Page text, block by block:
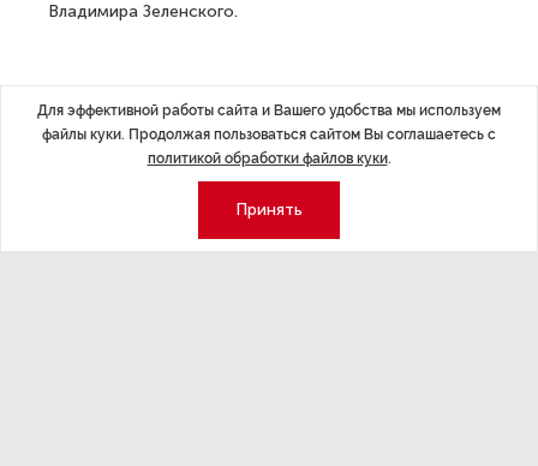
Владимира Зеленского.
Переговоры России
и Турции
В Сочи 4 сентября прошли российско-турецкие
переговоры президентов России и Украины.
Для эффективной работы сайта и Вашего удобства мы используем
файлы куки. Продолжая пользоваться сайтом Вы соглашаетесь с
политикой обработки файлов куки.
Принять